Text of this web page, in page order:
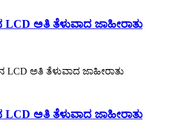
ಅತಿ ತೆಳುವಾದ ಜಾಹೀರಾತು
ಅತಿ ತೆಳುವಾದ ಜಾಹೀರಾತು